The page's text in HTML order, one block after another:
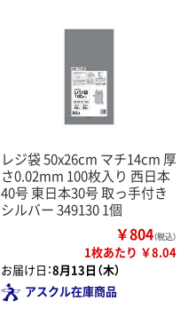
レジ袋 50x26cm マチ14cm 厚
さ0.02mm 100枚入り 西日本
40号 東日本30号 取っ手付き
シルバー 349130 1個
￥804（税込）
1枚あたり ￥8.04
お届け日：8月13日（木）
アスクル在庫商品